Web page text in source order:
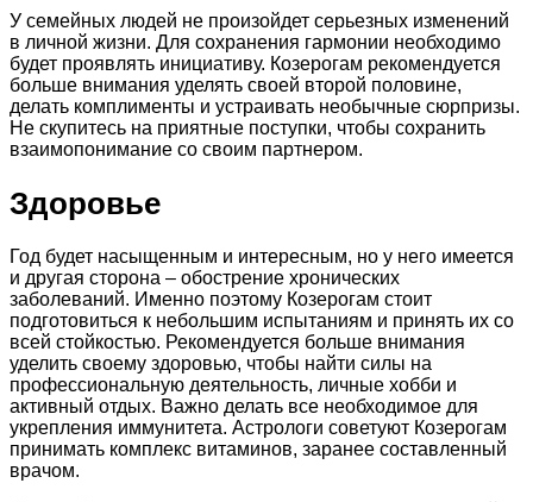
У семейных людей не произойдет серьезных изменений
в личной жизни. Для сохранения гармонии необходимо
будет проявлять инициативу. Козерогам рекомендуется
больше внимания уделять своей второй половине,
делать комплименты и устраивать необычные сюрпризы.
Не скупитесь на приятные поступки, чтобы сохранить
взаимопонимание со своим партнером.
Здоровье
Год будет насыщенным и интересным, но у него имеется
и другая сторона – обострение хронических
заболеваний. Именно поэтому Козерогам стоит
подготовиться к небольшим испытаниям и принять их со
всей стойкостью. Рекомендуется больше внимания
уделить своему здоровью, чтобы найти силы на
профессиональную деятельность, личные хобби и
активный отдых. Важно делать все необходимое для
укрепления иммунитета. Астрологи советуют Козерогам
принимать комплекс витаминов, заранее составленный
врачом.